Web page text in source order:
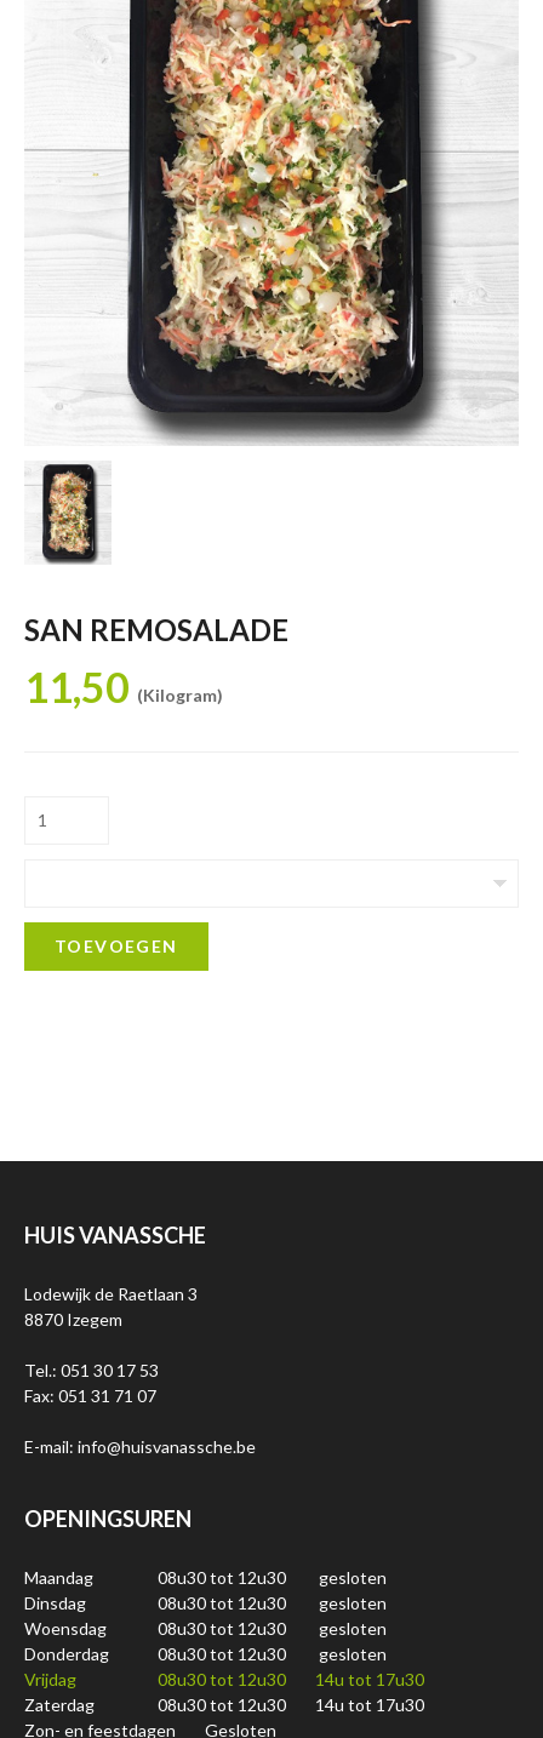
SAN REMOSALADE
11,50 (Kilogram)
TOEVOEGEN
HUIS VANASSCHE
Lodewijk de Raetlaan 3
8870 Izegem
Tel.: 051 30 17 53
Fax: 051 31 71 07
E-mail: info@huisvanassche.be
OPENINGSUREN
Maandag 08u30 tot 12u30
gesloten
Dinsdag
08u30 tot 12u30
gesloten
Woensdag
08u30 tot 12u30
gesloten
Donderdag
08u30 tot 12u30
gesloten
Vrijdag
08u30 tot 12u30
14u tot 17u30
Zaterdag
08u30 tot 12u30
14u tot 17u30
Zon- en feestdagen
Gesloten